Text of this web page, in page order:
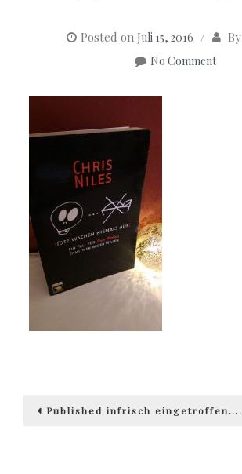
Posted on Juli 15, 2016 By
No Comment
Beitragsnavigation
Published infrisch eingetroffen….